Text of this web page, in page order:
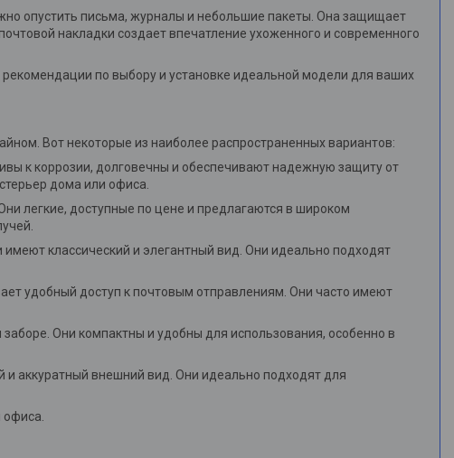
опустить письма, журналы и небольшие пакеты. Она защищает
накладки создает впечатление ухоженного и современного
по выбору и установке идеальной модели для ваших
Вот некоторые из наиболее распространенных вариантов:
к коррозии, долговечны и обеспечивают надежную защиту от
дома или офиса.
легкие, доступные по цене и предлагаются в широком
имеют классический и элегантный вид. Они идеально подходят
удобный доступ к почтовым отправлениям. Они часто имеют
заборе. Они компактны и удобны для использования, особенно в
и аккуратный внешний вид. Они идеально подходят для